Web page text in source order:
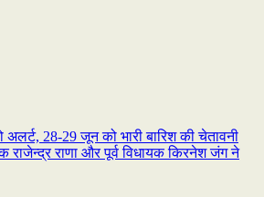
अलर्ट, 28-29 जून को भारी बारिश की चेतावनी
राजेन्द्र राणा और पूर्व विधायक किरनेश जंग ने